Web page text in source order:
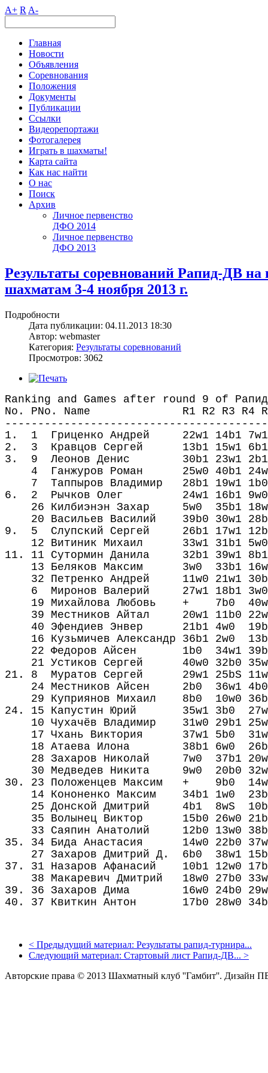
A+ R A-
Главная
Новости
Объявления
Соревнования
Положения
Документы
Публикации
Ссылки
Видеорепортажи
Фотогалерея
Играть в шахматы!
Карта сайта
Как нас найти
О нас
Поиск
Архив
Личное первенство
ДФО 2014
Личное первенство
ДФО 2013
Результаты соревнований Рапид-ДВ
шахматам 3-4 ноября 2013 г.
Подробности
Дата публикации: 04.11.2013 18:30
Автор: webmaster
Категория: Результаты соревнований
Просмотров: 3062
Ranking and Games after round 9 of
No. PNo. Name R1 R2 R3 R4 R5
1. 1 Гриценко Андрей 22w1 14b1
2. 3 Кравцов Сергей 13b1 15w1
3. 9 Леонов Денис 30b1 23w1 2b1
4 Ганжуров Роман 25w0 40b1
7 Таппыров Владимир 28b1 19w1 1b0
6. 2 Рычков Олег 24w1 16b1 9w0
26 Килбиэнэн Захар 5w0 35b1
20 Васильев Василий 39b0 30w1
9. 5 Слупский Сергей 26b1 17w1
12 Витиник Михаил 33w1 31b1
11. 11 Сутормин Данила 32b1 39w1
13 Беляков Максим 3w0 33b1 16w0
32 Петренко Андрей 11w0 21w1
6 Миронов Валерий 27w1 18b1 3w0
19 Михайлова Любовь + 7b0 40w0
39 Местников Айтал 20w1 11b0
40 Эфендиев Энвер 21b1 4w0 19b1
16 Кузьмичев Александр 36b1 2w0
22 Федоров Айсен 1b0 34w1 39b0
21 Устиков Сергей 40w0 32b0 35wЅ
21. 8 Муратов Сергей 29w1 25bЅ
24 Местников Айсен 2b0 36w1 4b0
29 Куприянов Михаил 8b0 10w0
24. 15 Капустин Юрий 35w1 3b0
10 Чухачёв Владимир 31w0 29b1
17 Чхань Виктория 37w1 5b0 31w1
18 Атаева Илона 38b1 6w0 26bЅ
28 Захаров Николай 7w0 37b1 20w0
30 Медведев Никита 9w0 20b0 32w0
30. 23 Положенцев Максим + 9b0 14w0
14 Кононенко Максим 34b1 1w0 23b1
25 Донской Дмитрий 4b1 8wЅ 10b0
35 Волынец Виктор 15b0 26w0 21bЅ
33 Саяпин Анатолий 12b0 13w0 38b1
35. 34 Бида Анастасия 14w0 22b0
27 Захаров Дмитрий Д. 6b0 38w1
37. 31 Назаров Афанасий 10b1 12w0
38 Макаревич Дмитрий 18w0 27b0
39. 36 Захаров Дима 16w0 24b0 29w0
40. 37 Квиткин Антон 17b0 28w0 34b0
< Предыдущий материал: Результаты рапид-турнира...
Следующий материал: Стартовый лист Рапид-ДВ... >
Авторские права © 2013 Шахматный клуб ''Гамбит''. Дизайн